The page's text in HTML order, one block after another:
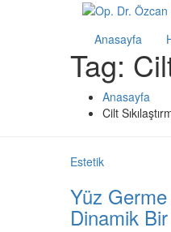
Anasayfa
Tag:
Anasayfa
Cilt
Estetik
Yüz
Dinamik Bir